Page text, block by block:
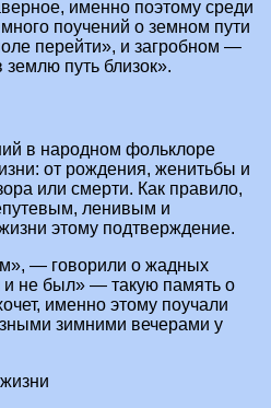
именно поэтому среди
поучений о земном пути
перейти», и загробном —
путь близок».
в народном фольклоре
от рождения, женитьбы и
или смерти. Как правило,
ленивым и
этому подтверждение.
— говорили о жадных
не был» — такую память о
именно этому поучали
зимними вечерами у